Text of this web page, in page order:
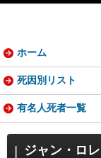
ジャン・ロ
ホーム
死因別リスト
有名人死者一覧